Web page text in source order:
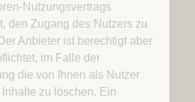
Nutzungsvertrags
den Zugang des Nutzers zu
Anbieter ist berechtigt aber
im Falle der
die von Ihnen als Nutzer
zu löschen. Ein